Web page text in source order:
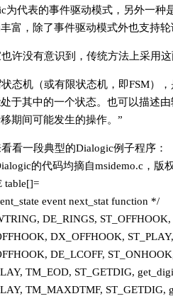
为代表的事件驱动模式，另外一种
富，除了事件驱动模式外也支持轮
许没有意识到，传统方法上采用
状态机（或有限状态机，即FSM）
于其中的一个状态。也可以描述
期间可能发生的操作。”
看一段典型的Dialogic例子程序：
的代码均摘自msidemo.c，版
table[]=
event next_stat function */
DE_RINGS,
DX_OFFHOOK,
DE_LCOFF,
TM_EOD, ST_GETDIG,
TM_MAXDTMF, ST_GETDIG,